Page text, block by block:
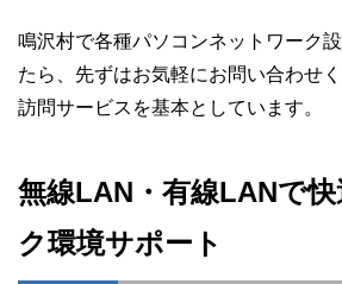
鳴沢村で各種パソコンネットワーク
たら、先ずはお気軽にお問い合わせ
訪問サービスを基本としています。
無線LAN・有線LANで
ク環境サポート